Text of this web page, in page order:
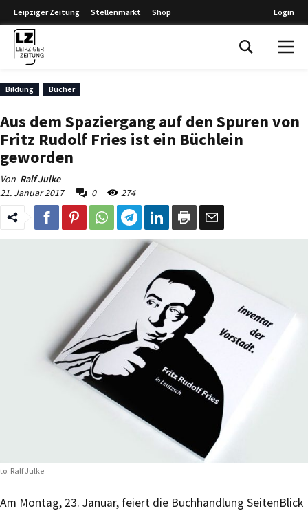
Leipziger Zeitung Stellenmarkt Shop Login
Bildung Bücher
Aus dem Spaziergang auf den Spuren von
Fritz Rudolf Fries ist ein Büchlein
geworden
Von Ralf Julke
21. Januar 2017
0 274
Ralf Julke
Am Montag, 23. Januar, feiert die Buchhandlung SeitenBlick